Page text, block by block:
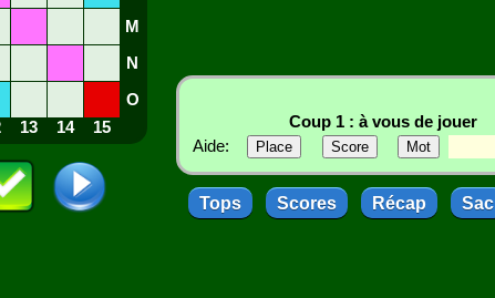
M
N
O
13 14 15
Coup 1 : à vous de jouer
Aide:
Tops Scores Récap Sac